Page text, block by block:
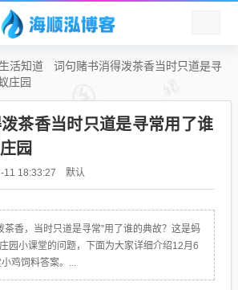
生活知道
词句赌书消得泼茶香当时只道是寻
庄园
茶香当时只道是寻常用了谁
园
11 18:33:27 默认
香，当时只道是寻常”用了谁的典故？这是蚂
园小课堂的问题，下面为大家详细介绍12月6
鸡饲料答案。...